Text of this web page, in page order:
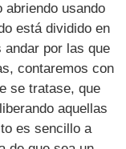
abriendo usando
está dividido en
andar por las que
contaremos con
se tratase, que
aquellas
es sencillo a